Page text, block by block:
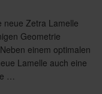
neue Zetra Lamelle
Geometrie
einem optimalen
Lamelle auch eine
…